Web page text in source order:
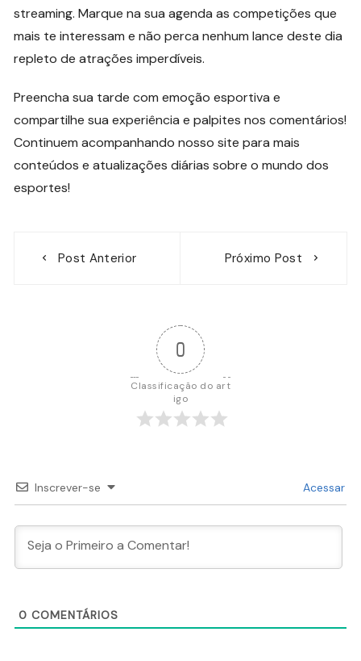
streaming. Marque na sua agenda as competições que
mais te interessam e não perca nenhum lance deste dia
repleto de atrações imperdíveis.
Preencha sua tarde com emoção esportiva e
compartilhe sua experiência e palpites nos comentários!
Continuem acompanhando nosso site para mais
conteúdos e atualizações diárias sobre o mundo dos
esportes!
Post Anterior Próximo Post
0
Classificação do art
igo
Inscrever-se Acessar
0 COMENTÁRIOS